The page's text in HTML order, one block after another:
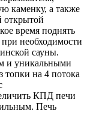
каменку, а также
открытой
время поднять
необходимости
сауны.
и уникальными
топки на 4 потока
КПД печи
Печь